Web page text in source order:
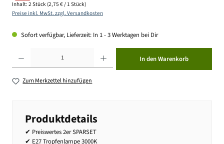
Inhalt: 2 Stück (2,75 € / 1 Stück)
Preise inkl. MwSt. zzgl. Versandkosten
Sofort verfügbar, Lieferzeit: In 1 - 3 Werktagen bei Dir
In den Warenkorb
Zum Merkzettel hinzufügen
Produktdetails
✔ Preiswertes 2er SPARSET
✔ E27 Tropfenlampe 3000K